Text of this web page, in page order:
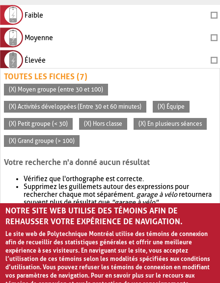
Faible
Moyenne
Élevée
TOUTES LES FICHES (7)
(X) Moyen groupe (entre 30 et 100)
(X) Activités développées (Entre 30 et 60 minutes) (X) Équipe
(X) Petit groupe (< 30) (X) Hors classe (X) En plusieurs séances
(X) Grand groupe (> 100)
Votre recherche n'a donné aucun résultat
Vérifiez que l'orthographe est correcte.
Supprimez les guillemets autour des expressions pour
rechercher chaque mot séparément. garage à véloretournera
souvent plus de résultat que"garage à vélo".
Envisagez d'élargir votre recherche avec OR.garage OR vélo
retournera souvent plus de résultat quegarage à vélo
NOTRE SITE WEB UTILISE DES TÉMOINS AFIN DE
REHAUSSER VOTRE EXPÉRIENCE DE NAVIGATION.
Le site web de Polytechnique Montréal utilise des témoins de connexion
afin de recueillir des statistiques générales et offrir une meilleure
expérience à ses visiteurs. En naviguant sur le site, vous acceptez
l’utilisation de ces témoins selon les modalités spécifiées aux conditions
d’utilisation. Vous pouvez refuser les témoins de connexion en modifiant
vos paramètres de navigation. Pour en savoir plus sur le recours aux